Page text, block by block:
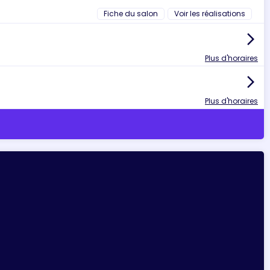
Fiche du salon Voir les réalisations
arrow_forward_ios
Plus d'horaires
arrow_forward_ios
Plus d'horaires